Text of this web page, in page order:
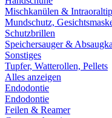
Mischkanülen &
Mundschutz,
Schutzbrillen
Speichersauger &
Sonstiges
Tupfer, Watterollen, Pellets
Alles anzeigen
Endodontie
Endodontie
Feilen & Reamer